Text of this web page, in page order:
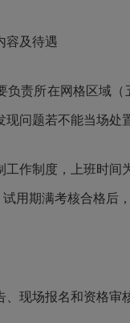
及待遇
所在网格区域（
问题若不能当场处
制度，上班时间为
用期满考核合格后
场报名和资格审